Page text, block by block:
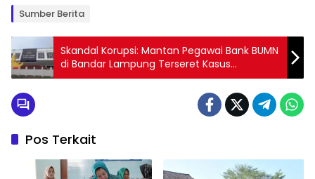
Sumber Berita
Skandal Korupsi: Mantan Pegawai Bank BUMN
di Bandar Lampung Terseret Kasus
Penyelewengan KUR Rp1,2 Miliar
Pos Terkait